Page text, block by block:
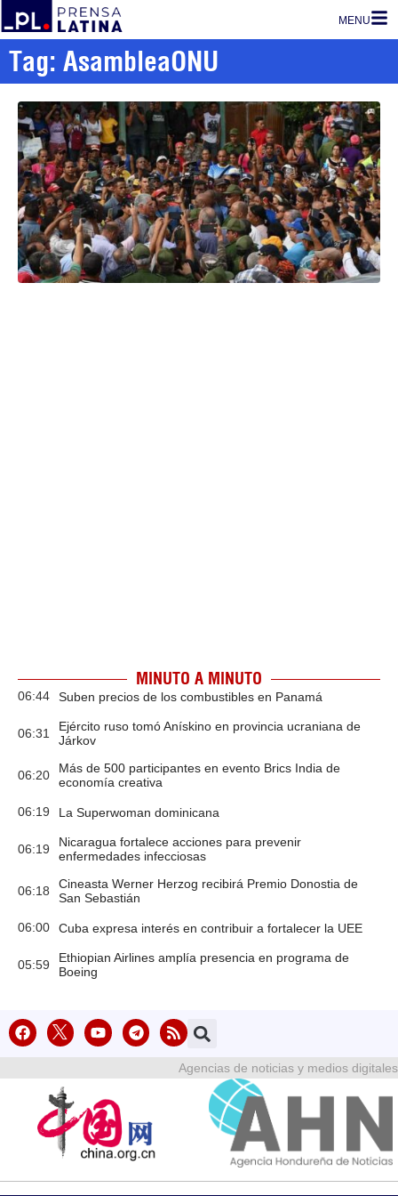
MENU
Tag: AsambleaONU
MINUTO A MINUTO
06:44 Suben precios de los combustibles en Panamá
06:31
Ejército ruso tomó Anískino en provincia ucraniana de
Járkov
06:20
Más de 500 participantes en evento Brics India de
economía creativa
06:19 La Superwoman dominicana
06:19
Nicaragua fortalece acciones para prevenir
enfermedades infecciosas
06:18
Cineasta Werner Herzog recibirá Premio Donostia de
San Sebastián
06:00 Cuba expresa interés en contribuir a fortalecer la UEE
05:59
Ethiopian Airlines amplía presencia en programa de
Boeing
Agencias de noticias y medios digitales